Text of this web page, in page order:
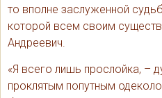
то вполне заслуженной
которой всем своим
Андреевич.
«Я всего лишь прослойка, –
проклятым попутным